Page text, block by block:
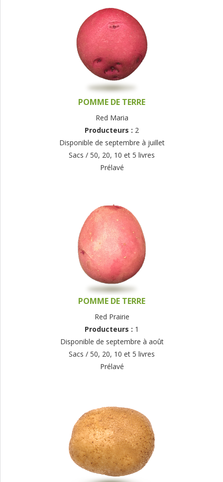
POMME DE TERRE
Red Maria
Producteurs : 2
Disponible de septembre à juillet
Sacs / 50, 20, 10 et 5 livres
Prélavé
POMME DE TERRE
Red Prairie
Producteurs : 1
Disponible de septembre à août
Sacs / 50, 20, 10 et 5 livres
Prélavé